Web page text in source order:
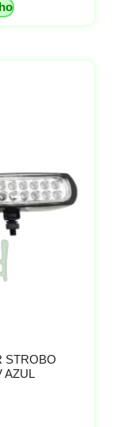
STROBO
AZUL